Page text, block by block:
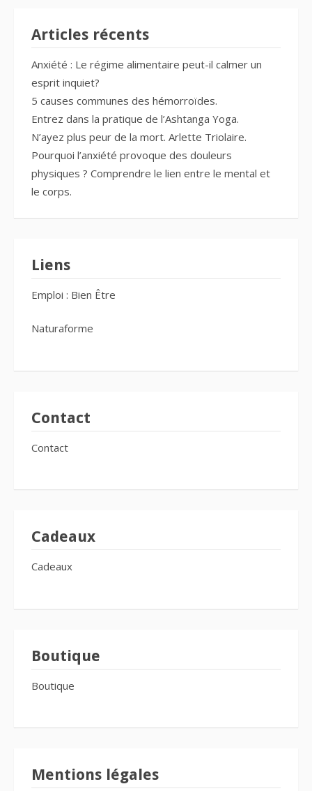
Articles récents
Anxiété : Le régime alimentaire peut-il calmer un
esprit inquiet?
5 causes communes des hémorroïdes.
Entrez dans la pratique de l’Ashtanga Yoga.
N’ayez plus peur de la mort. Arlette Triolaire.
Pourquoi l’anxiété provoque des douleurs
physiques ? Comprendre le lien entre le mental et
le corps.
Liens
Emploi : Bien Être
Naturaforme
Contact
Contact
Cadeaux
Cadeaux
Boutique
Boutique
Mentions légales